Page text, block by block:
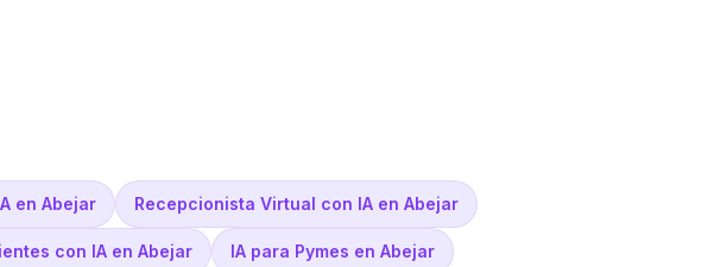
en Abejar Recepcionista Virtual con IA en Abejar
con IA en Abejar IA para Pymes en Abejar